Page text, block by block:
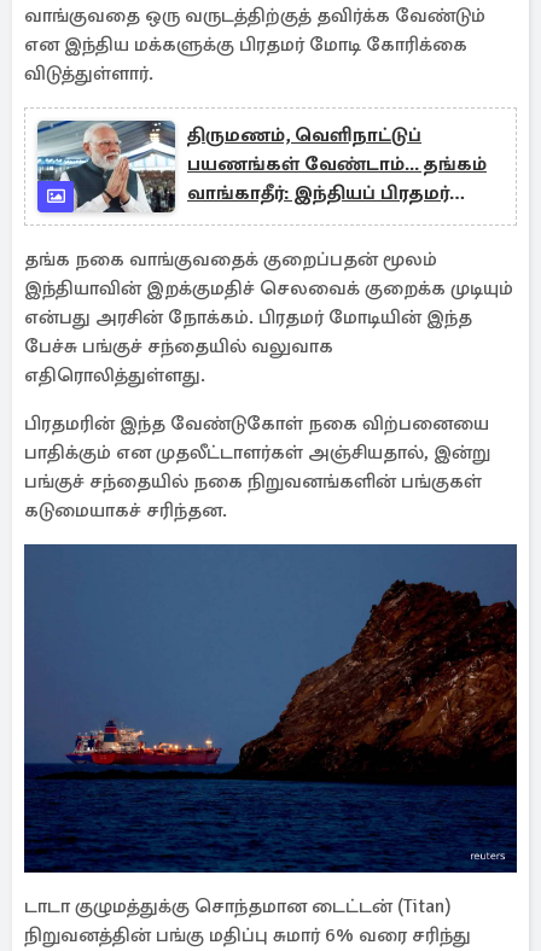
வாங்குவதை ஒரு வருடத்திற்குத் தவிர்க்க வேண்டும்
என இந்திய மக்களுக்கு பிரதமர் மோடி கோரிக்கை
விடுத்துள்ளார்.
திருமணம், வெளிநாட்டுப்
பயணங்கள் வேண்டாம்... தங்கம்
வாங்காதீர்: இந்தியப் பிரதமர்
வலியுறுத்தல்
தங்க நகை வாங்குவதைக் குறைப்பதன் மூலம்
இந்தியாவின் இறக்குமதிச் செலவைக் குறைக்க முடியும்
என்பது அரசின் நோக்கம். பிரதமர் மோடியின் இந்த
பேச்சு பங்குச் சந்தையில் வலுவாக
எதிரொலித்துள்ளது.
பிரதமரின் இந்த வேண்டுகோள் நகை விற்பனையை
பாதிக்கும் என முதலீட்டாளர்கள் அஞ்சியதால், இன்று
பங்குச் சந்தையில் நகை நிறுவனங்களின் பங்குகள்
கடுமையாகச் சரிந்தன.
டாடா குழுமத்துக்கு சொந்தமான டைட்டன் (Titan)
நிறுவனத்தின் பங்கு மதிப்பு சுமார் 6% வரை சரிந்து